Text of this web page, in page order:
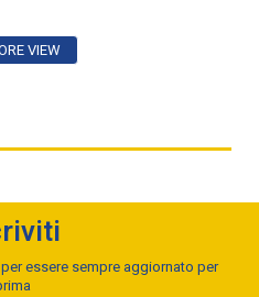
VIEW
essere sempre aggiornato per